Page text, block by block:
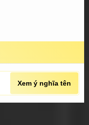
Xem ý nghĩa tên